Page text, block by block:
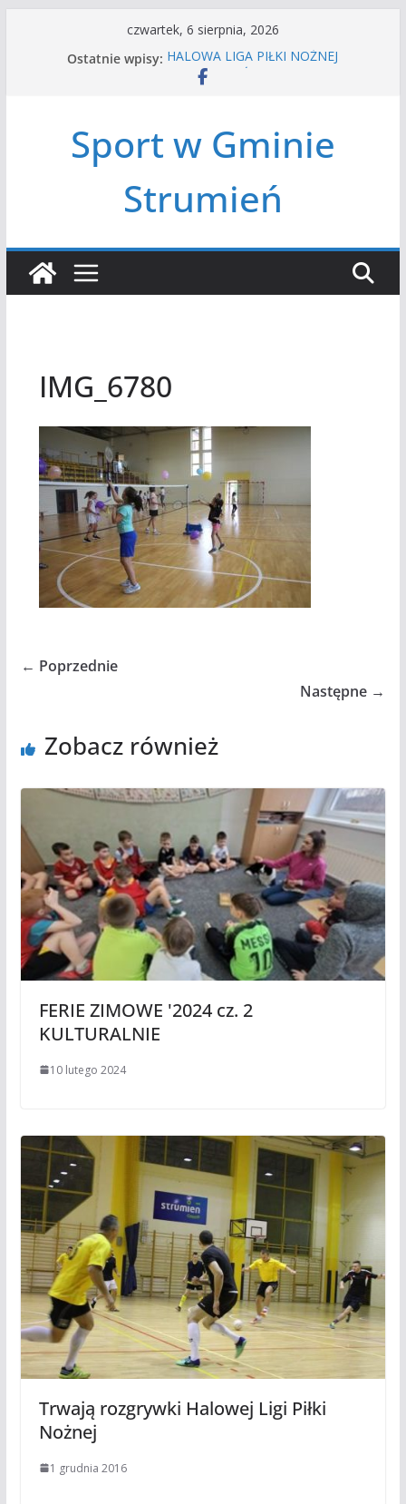
czwartek, 6 sierpnia, 2026
Ostatnie wpisy: HALOWA LIGA PIŁKI NOŻNEJ
LATO W MIEŚCIE’2026
Czwórbój lekkoatletyczny
Sport w Gminie
Strumień
IMG_6780
← Poprzednie
Następne →
Zobacz również
FERIE ZIMOWE '2024 cz. 2
KULTURALNIE
10 lutego 2024
Trwają rozgrywki Halowej Ligi Piłki
Nożnej
1 grudnia 2016